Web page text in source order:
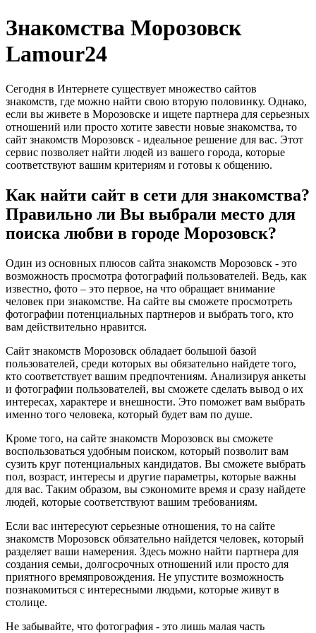
Знакомства Морозовск
Lamour24
Сегодня в Интернете существует множество сайтов
знакомств, где можно найти свою вторую половинку. Однако,
если вы живете в Морозовске и ищете партнера для серьезных
отношений или просто хотите завести новые знакомства, то
сайт знакомств Морозовск - идеальное решение для вас. Этот
сервис позволяет найти людей из вашего города, которые
соответствуют вашим критериям и готовы к общению.
Как найти сайт в сети для знакомства?
Правильно ли Вы выбрали место для
поиска любви в городе Морозовск?
Один из основных плюсов сайта знакомств Морозовск - это
возможность просмотра фотографий пользователей. Ведь, как
известно, фото – это первое, на что обращает внимание
человек при знакомстве. На сайте вы сможете просмотреть
фотографии потенциальных партнеров и выбрать того, кто
вам действительно нравится.
Сайт знакомств Морозовск обладает большой базой
пользователей, среди которых вы обязательно найдете того,
кто соответствует вашим предпочтениям. Анализируя анкеты
и фотографии пользователей, вы сможете сделать вывод о их
интересах, характере и внешности. Это поможет вам выбрать
именно того человека, который будет вам по душе.
Кроме того, на сайте знакомств Морозовск вы сможете
воспользоваться удобным поиском, который позволит вам
сузить круг потенциальных кандидатов. Вы сможете выбрать
пол, возраст, интересы и другие параметры, которые важны
для вас. Таким образом, вы сэкономите время и сразу найдете
людей, которые соответствуют вашим требованиям.
Если вас интересуют серьезные отношения, то на сайте
знакомств Морозовск обязательно найдется человек, который
разделяет ваши намерения. Здесь можно найти партнера для
создания семьи, долгосрочных отношений или просто для
приятного времяпровождения. Не упустите возможность
познакомиться с интересными людьми, которые живут в
столице.
Не забывайте, что фотография - это лишь малая часть